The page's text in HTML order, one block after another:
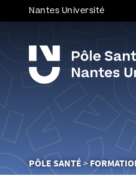
Nantes Université
Vous
êtes
PÔLE SANTÉ